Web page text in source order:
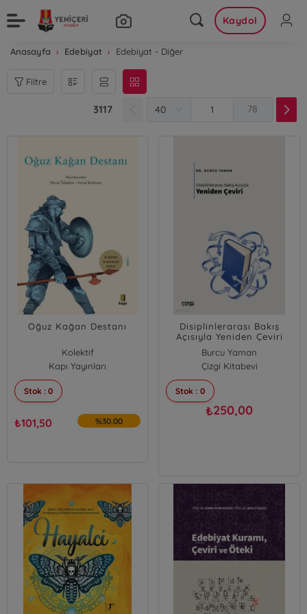
Kaydol
Anasayfa Edebiyat Edebiyat - Diğer
Filtre
3117 78
Oğuz Kağan Destanı
Kolektif
Kapı Yayınları
Stok : 0
₺101,50 %30.00
Disiplinlerarası Bakış
Açısıyla Yeniden Çeviri
Burcu Yaman
Çizgi Kitabevi
Stok : 0
₺250,00